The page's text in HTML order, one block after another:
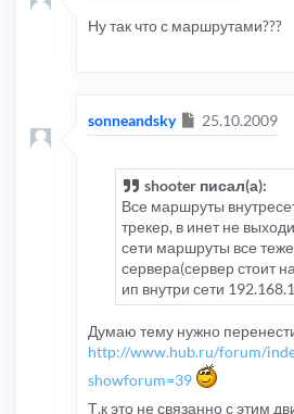
Ну так что с маршрутами???
sonneandsky Сообщение
25.10.2009
shooter писал(а):
Все маршруты
трекер, в инет не
сети маршруты все
сервера(сервер стоит
ип внутри сети
Думаю тему нужно
http://www.hub.ru/forum/
showforum=39
Т.к это не связанно с этим